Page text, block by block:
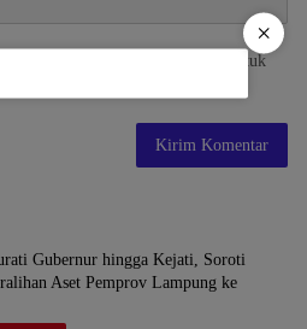
web saya pada peramban ini untuk
Gubernur hingga Kejati, Soroti
Aset Pemprov Lampung ke
×